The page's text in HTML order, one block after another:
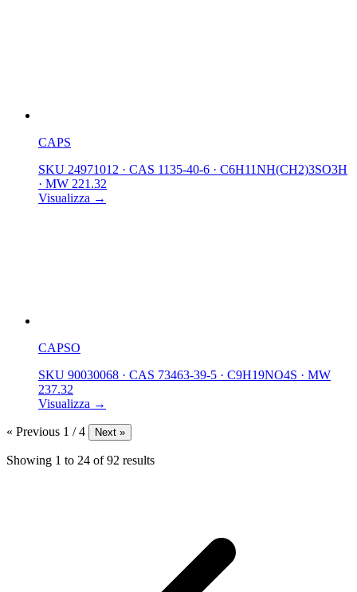
CAPS
SKU 24971012 · CAS 1135-40-6 · C6H11NH(CH2)3SO3H
· MW 221.32
Visualizza →
CAPSO
SKU 90030068 · CAS 73463-39-5 · C9H19NO4S · MW
237.32
Visualizza →
« Previous 1 / 4 Next »
Showing 1 to 24 of 92 results